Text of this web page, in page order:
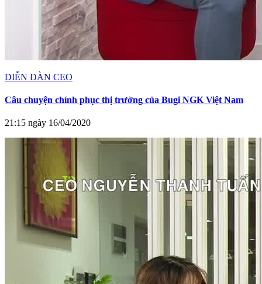
DIỄN ĐÀN CEO
Câu chuyện chính phục thị trường của Bugi NGK Việt Nam
21:15 ngày 16/04/2020